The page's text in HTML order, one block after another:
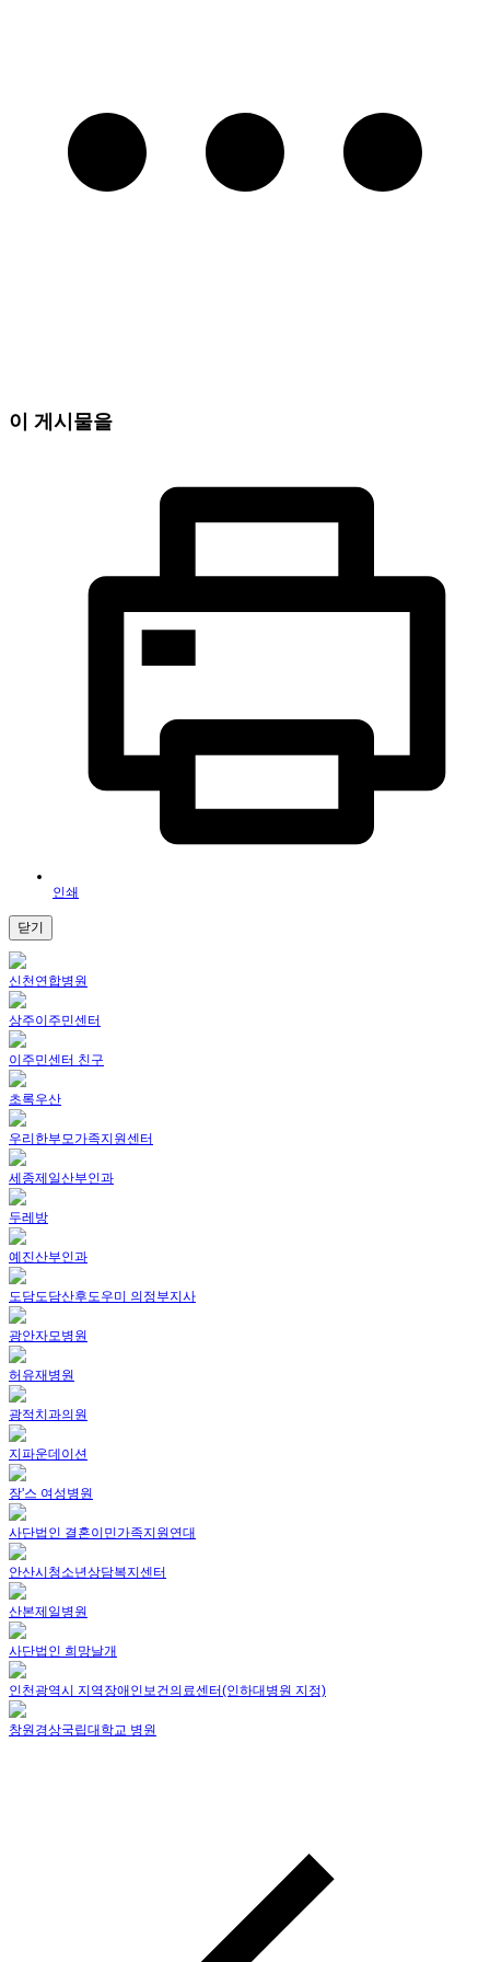
이 게시물을
인쇄
닫기
신천연합병원
상주이주민센터
이주민센터 친구
초록우산
우리한부모가족지원센터
세종제일산부인과
두레방
예진산부인과
도담도담산후도우미 의정부지사
광안자모병원
허유재병원
광적치과의원
지파운데이션
장'스 여성병원
사단법인 결혼이민가족지원연대
안산시청소년상담복지센터
산본제일병원
사단법인 희망날개
인천광역시 지역장애인보건의료센터(인하대병원 지정)
창원경상국립대학교 병원